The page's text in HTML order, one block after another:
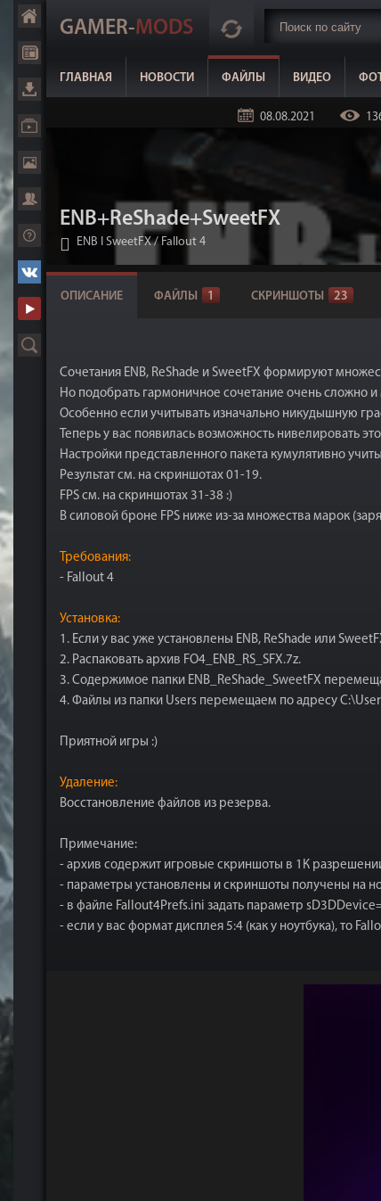
GAMER-MODS
ГЛАВНАЯ НОВОСТИ ФАЙЛЫ ВИДЕО
08.08.2021
ENB+ReShade+SweetFX
ENB I SweetFX/ Fallout 4
ОПИСАНИЕ ФАЙЛЫ 1 СКРИНШОТЫ 23
Сочетания ENB, ReShade и SweetFX формируют
Но подобрать гармоничное сочетание очень сложно
Особенно если учитывать изначально никудышную
Теперь у вас появилась возможность нивелировать
Настройки представленного пакета кумулятивно
Результат см. на скриншотах 01-19.
FPS см. на скриншотах 31-38 :)
В силовой броне FPS ниже из-за множества марок
Требования:
- Fallout 4
Установка:
1. Если у вас уже установлены ENB, ReShade или
2. Распаковать архив FO4_ENB_RS_SFX.7z.
3. Содержимое папки ENB_ReShade_SweetFX
4. Файлы из папки Users перемещаем по адресу
Приятной игры :)
Удаление:
Восстановление файлов из резерва.
Примечание:
- архив содержит игровые скриншоты в 1К
- параметры установлены и скриншоты получены на
- в файле Fallout4Prefs.ini задать параметр
- если у вас формат дисплея 5:4 (как у ноутбука), то